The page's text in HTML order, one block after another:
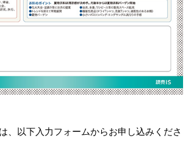
、以下入力フォームからお申し込みくださ